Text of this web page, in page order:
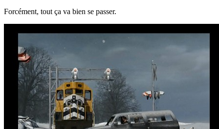
Forcément, tout ça va bien se passer.